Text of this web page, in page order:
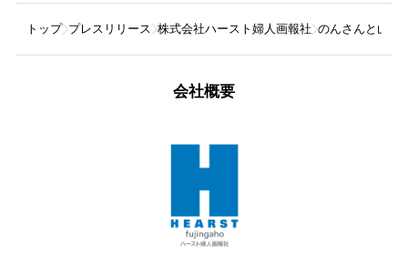
トップ プレスリリース 株式会社ハースト婦人画報社 のんさんと山崎
会社概要